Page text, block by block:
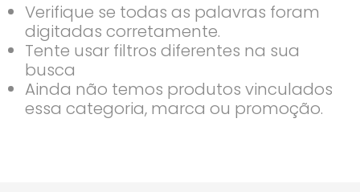
Verifique se todas as palavras foram
digitadas corretamente.
Tente usar filtros diferentes na sua
busca
Ainda não temos produtos vinculados
essa categoria, marca ou promoção.